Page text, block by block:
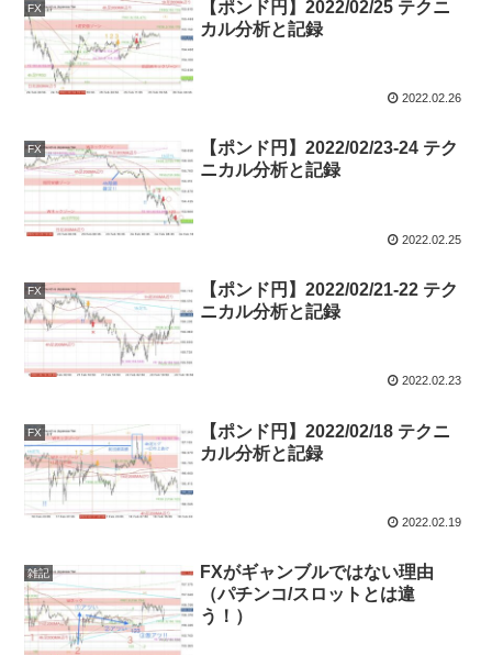
FX
【ポンド円】2022/02/25 テクニ
カル分析と記録
2022.02.26
FX
【ポンド円】2022/02/23-24 テク
ニカル分析と記録
2022.02.25
FX
【ポンド円】2022/02/21-22 テク
ニカル分析と記録
2022.02.23
FX
【ポンド円】2022/02/18 テクニ
カル分析と記録
2022.02.19
雑記
FXがギャンブルではない理由
（パチンコ/スロットとは違
う！）